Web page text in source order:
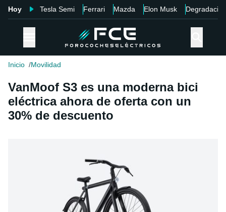
Hoy Tesla Semi Ferrari Mazda Elon Musk Degradación
Inicio Movilidad
VanMoof S3 es una moderna bici
eléctrica ahora de oferta con un
30% de descuento